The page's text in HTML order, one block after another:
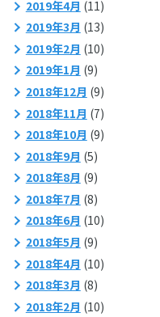
2019年4月 (11)
2019年3月 (13)
2019年2月 (10)
2019年1月 (9)
2018年12月 (9)
2018年11月 (7)
2018年10月 (9)
2018年9月 (5)
2018年8月 (9)
2018年7月 (8)
2018年6月 (10)
2018年5月 (9)
2018年4月 (10)
2018年3月 (8)
2018年2月 (10)